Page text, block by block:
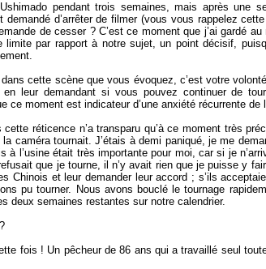
pendant trois semaines, mais après une
d’arrêter de filmer (vous vous rappelez
de cesser ? C’est ce moment que j’ai gardé au
par rapport à notre sujet, un point décisif,
cette scène que vous évoquez, c’est votre
leur demandant si vous pouvez continuer de
ce moment est indicateur d’une anxiété récurrente de
réticence n’a transparu qu’à ce moment très
caméra tournait. J’étais à demi paniqué, je me
à l’usine était très importante pour moi, car si je
que je tourne, il n’y avait rien que je puisse y
Chinois et leur demander leur accord ; s’ils
pu tourner. Nous avons bouclé le tournage
deux semaines restantes sur notre calendrier.
fois ! Un pêcheur de 86 ans qui a travaillé seul